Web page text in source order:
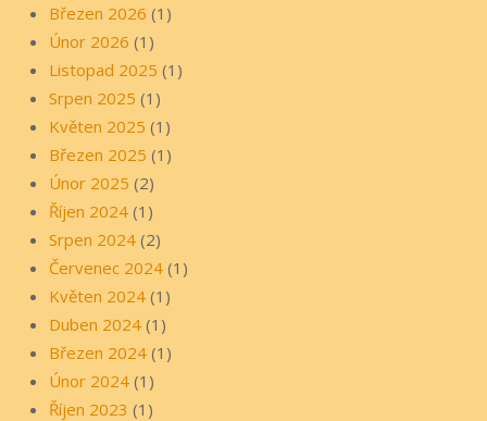
Březen 2026 (1)
Únor 2026 (1)
Listopad 2025 (1)
Srpen 2025 (1)
Květen 2025 (1)
Březen 2025 (1)
Únor 2025 (2)
Říjen 2024 (1)
Srpen 2024 (2)
Červenec 2024 (1)
Květen 2024 (1)
Duben 2024 (1)
Březen 2024 (1)
Únor 2024 (1)
Říjen 2023 (1)